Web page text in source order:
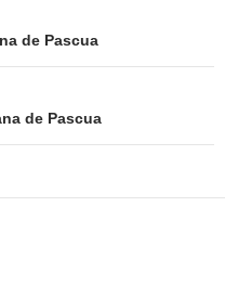
de Pascua
de Pascua